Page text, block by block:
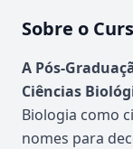
Sobre o
Atualizado em
A Pós-
Ciências
Biologia como
nomes para